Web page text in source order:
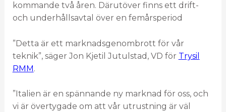
kommande två åren. Därutöver finns ett drift-
och underhållsavtal över en femårsperiod
”Detta är ett marknadsgenombrott för vår
teknik”, säger Jon Kjetil Jutulstad, VD för Trysil
RMM.
”Italien är en spännande ny marknad för oss, och
vi är övertygade om att vår utrustning är väl